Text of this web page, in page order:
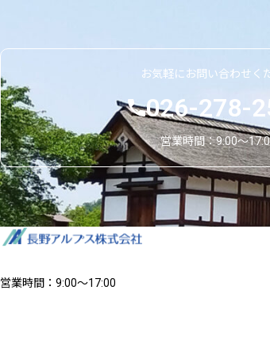
お気軽にお問い合わせく
026-278-
営業時間：9:00〜
営業時間：9:00〜17:00